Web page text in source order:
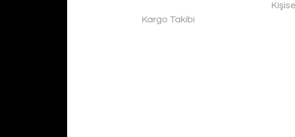
Kargo Takibi